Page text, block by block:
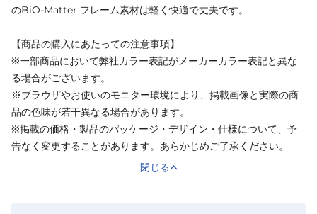
のBiO-Matter フレーム素材は軽く快適で丈夫です。
【商品の購入にあたっての注意事項】
※一部商品において弊社カラー表記がメーカーカラー表記と異な
る場合がございます。
※ブラウザやお使いのモニター環境により、掲載画像と実際の商
品の色味が若干異なる場合があります。
※掲載の価格・製品のパッケージ・デザイン・仕様について、予
告なく変更することがあります。あらかじめご了承ください。
閉じる